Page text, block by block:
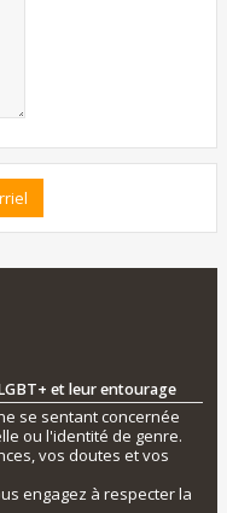
et leur entourage
se sentant concernée
ou l'identité de genre.
vos doutes et vos
engagez à respecter la